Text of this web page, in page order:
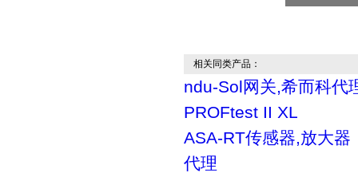
相关同类产品：
ndu-Sol网关,希而科代
PROFtest II XL
ASA-RT传感器,放大器
代理